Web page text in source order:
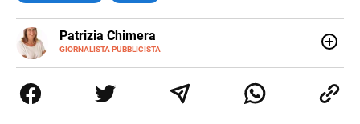
Patrizia Chimera
GIORNALISTA PUBBLICISTA
E-
MAIL
LINKEDIN
collaborato con grandi gruppi editoriali e agenzie di
comunicazione specializzandosi nella scrittura di articoli